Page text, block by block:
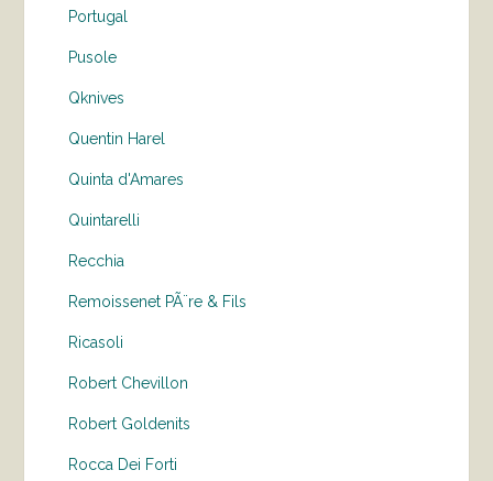
Portugal
Pusole
Qknives
Quentin Harel
Quinta d'Amares
Quintarelli
Recchia
Remoissenet PÃ¨re & Fils
Ricasoli
Robert Chevillon
Robert Goldenits
Rocca Dei Forti